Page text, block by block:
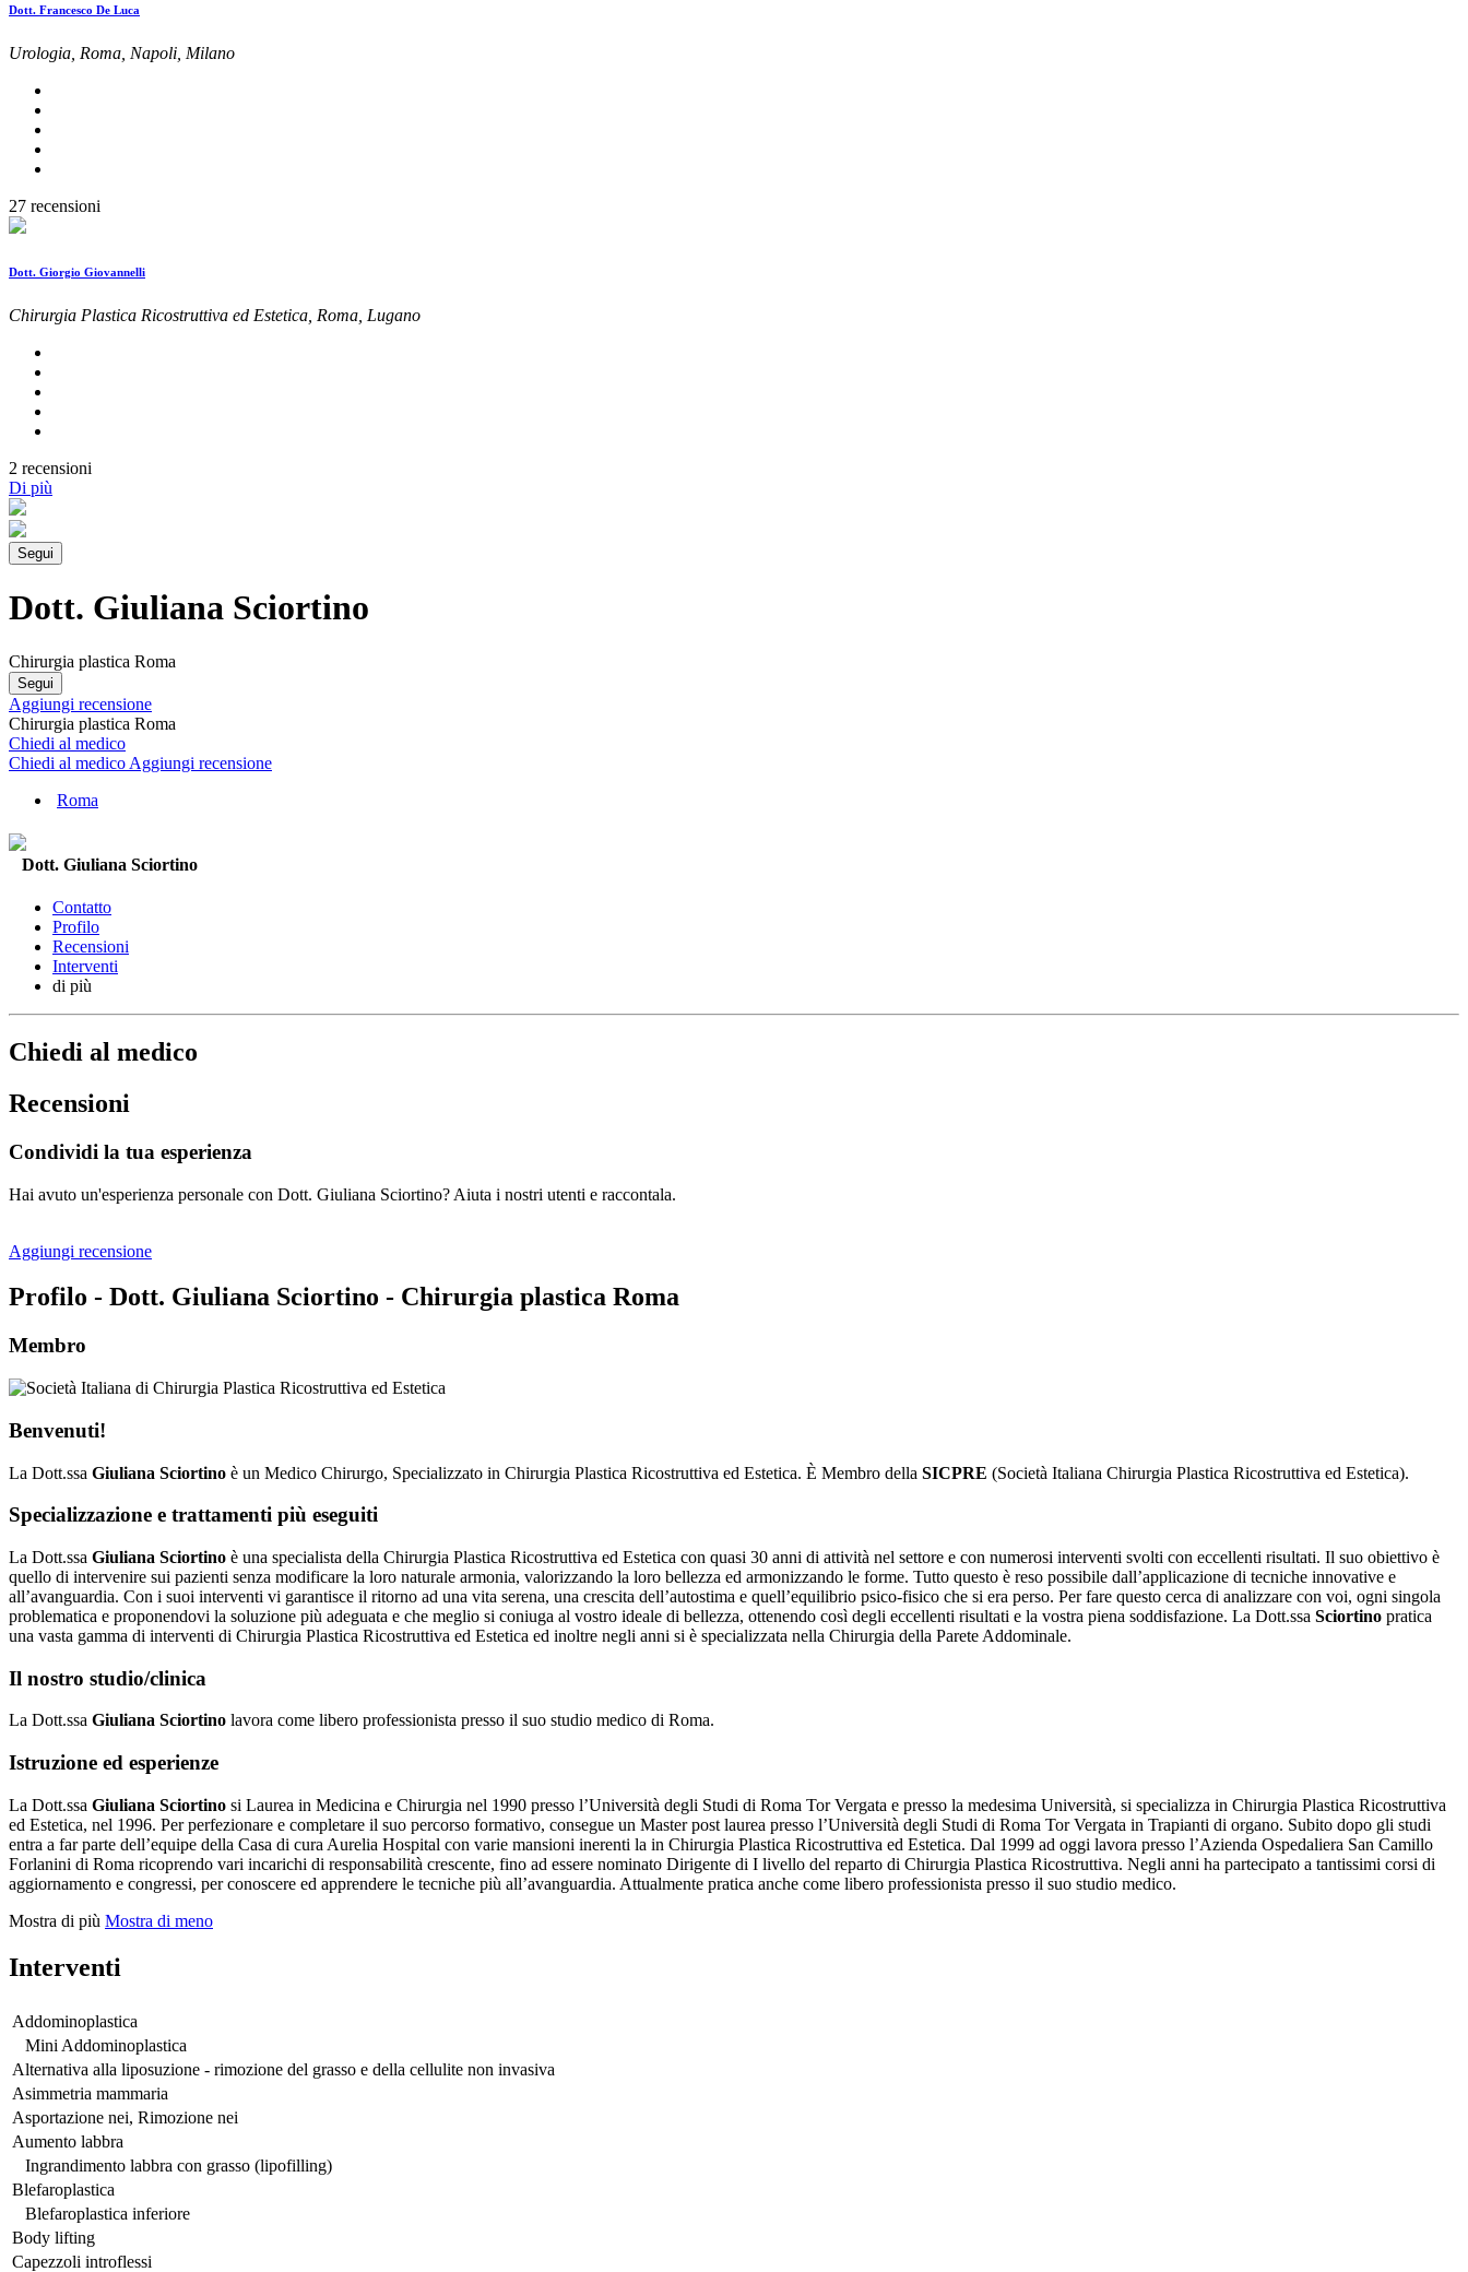
Dott. Francesco De Luca
Urologia, Roma, Napoli, Milano
27 recensioni
Dott. Giorgio Giovannelli
Chirurgia Plastica Ricostruttiva ed Estetica, Roma, Lugano
2 recensioni
Di più
Segui
Dott. Giuliana Sciortino
Chirurgia plastica Roma
Segui
Aggiungi recensione
Chirurgia plastica Roma
Chiedi al medico
Chiedi al medico Aggiungi recensione
Roma
Dott. Giuliana Sciortino
Contatto
Profilo
Recensioni
Interventi
di più
Chiedi al medico
Recensioni
Condividi la tua esperienza
Hai avuto un'esperienza personale con Dott. Giuliana Sciortino? Aiuta i nostri utenti e raccontala.
Aggiungi recensione
Profilo - Dott. Giuliana Sciortino - Chirurgia plastica Roma
Membro
Benvenuti!
La Dott.ssa Giuliana Sciortino è un Medico Chirurgo, Specializzato in Chirurgia Plastica Ricostruttiva ed Estetica. È Membro della SICPRE (Società Italiana Chirurgia Plastica Ricostruttiva ed Estetica).
Specializzazione e trattamenti più eseguiti
La Dott.ssa Giuliana Sciortino è una specialista della Chirurgia Plastica Ricostruttiva ed Estetica con quasi 30 anni di attività nel settore e con numerosi interventi svolti con eccellenti risultati. Il suo obiettivo è
quello di intervenire sui pazienti senza modificare la loro naturale armonia, valorizzando la loro bellezza ed armonizzando le forme. Tutto questo è reso possibile dall’applicazione di tecniche innovative e
all’avanguardia. Con i suoi interventi vi garantisce il ritorno ad una vita serena, una crescita dell’autostima e quell’equilibrio psico-fisico che si era perso. Per fare questo cerca di analizzare con voi, ogni singola
problematica e proponendovi la soluzione più adeguata e che meglio si coniuga al vostro ideale di bellezza, ottenendo così degli eccellenti risultati e la vostra piena soddisfazione. La Dott.ssa Sciortino pratica
una vasta gamma di interventi di Chirurgia Plastica Ricostruttiva ed Estetica ed inoltre negli anni si è specializzata nella Chirurgia della Parete Addominale.
Il nostro studio/clinica
La Dott.ssa Giuliana Sciortino lavora come libero professionista presso il suo studio medico di Roma.
Istruzione ed esperienze
La Dott.ssa Giuliana Sciortino si Laurea in Medicina e Chirurgia nel 1990 presso l’Università degli Studi di Roma Tor Vergata e presso la medesima Università, si specializza in Chirurgia Plastica Ricostruttiva
ed Estetica, nel 1996. Per perfezionare e completare il suo percorso formativo, consegue un Master post laurea presso l’Università degli Studi di Roma Tor Vergata in Trapianti di organo. Subito dopo gli studi
entra a far parte dell’equipe della Casa di cura Aurelia Hospital con varie mansioni inerenti la in Chirurgia Plastica Ricostruttiva ed Estetica. Dal 1999 ad oggi lavora presso l’Azienda Ospedaliera San Camillo
Forlanini di Roma ricoprendo vari incarichi di responsabilità crescente, fino ad essere nominato Dirigente di I livello del reparto di Chirurgia Plastica Ricostruttiva. Negli anni ha partecipato a tantissimi corsi di
aggiornamento e congressi, per conoscere ed apprendere le tecniche più all’avanguardia. Attualmente pratica anche come libero professionista presso il suo studio medico.
Mostra di più Mostra di meno
Interventi
Addominoplastica
Mini Addominoplastica
Alternativa alla liposuzione - rimozione del grasso e della cellulite non invasiva
Asimmetria mammaria
Asportazione nei, Rimozione nei
Aumento labbra
Ingrandimento labbra con grasso (lipofilling)
Blefaroplastica
Blefaroplastica inferiore
Body lifting
Capezzoli introflessi